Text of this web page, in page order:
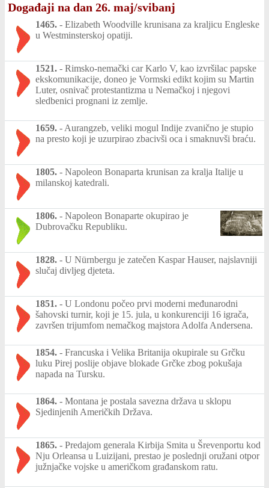
Događaji na dan 26. maj/svibanj
1465. - Elizabeth Woodville krunisana za kraljicu Engleske
u Westminsterskoj opatiji.
1521. - Rimsko-nemački car Karlo V, kao izvršilac papske
ekskomunikacije, doneo je Vormski edikt kojim su Martin
Luter, osnivač protestantizma u Nemačkoj i njegovi
sledbenici prognani iz zemlje.
1659. - Aurangzeb, veliki mogul Indije zvanično je stupio
na presto koji je uzurpirao zbacivši oca i smaknuvši braću.
1805. - Napoleon Bonaparta krunisan za kralja Italije u
milanskoj katedrali.
1806. - Napoleon Bonaparte okupirao je
Dubrovačku Republiku.
1828. - U Nürnbergu je zatečen Kaspar Hauser, najslavniji
slučaj divljeg djeteta.
1851. - U Londonu počeo prvi moderni međunarodni
šahovski turnir, koji je 15. jula, u konkurenciji 16 igrača,
završen trijumfom nemačkog majstora Adolfa Andersena.
1854. - Francuska i Velika Britanija okupirale su Grčku
luku Pirej poslije objave blokade Grčke zbog pokušaja
napada na Tursku.
1864. - Montana je postala savezna država u sklopu
Sjedinjenih Američkih Država.
1865. - Predajom generala Kirbija Smita u Šrevenportu kod
Nju Orleansa u Luizijani, prestao je poslednji oružani otpor
južnjačke vojske u američkom građanskom ratu.